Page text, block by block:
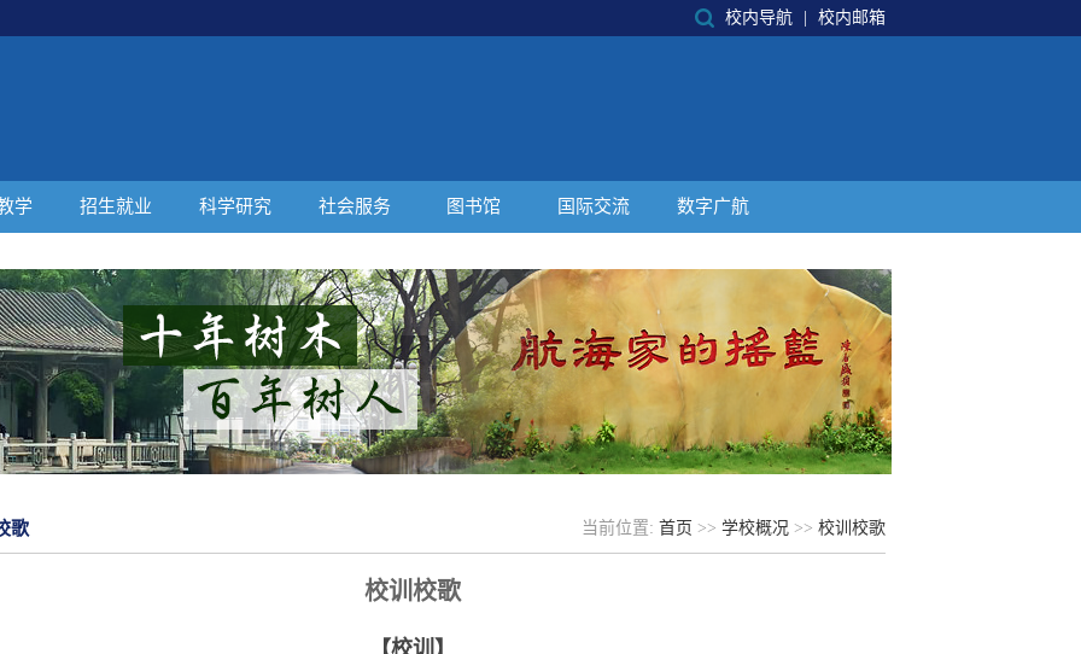
校内导航 校内邮箱
学 招生就业 科学研究 社会服务 图书馆 国际交流 数字广航
歌 当前位置: 首页 >> 学校概况 >> 校训校歌
校训校歌
【校训】